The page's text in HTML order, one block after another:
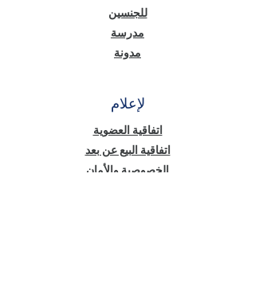
للجنسين
مدرسة
مدونة
لإعلام
اتفاقية العضوية
اتفاقية البيع عن بعد
الخصوصية والأمان